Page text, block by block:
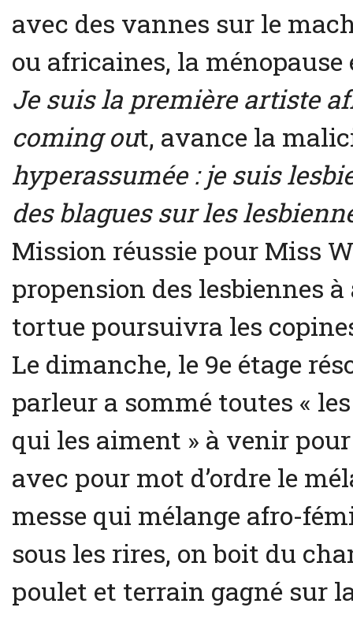
avec des vannes sur le
ou africaines, la
Je suis la première artiste
coming out, avance la
hyperassumée : je suis
des blagues sur les
Mission réussie pour Miss
propension des lesbiennes
tortue poursuivra les
Le dimanche, le 9e étage
parleur a sommé toutes «
qui les aiment » à venir
avec pour mot d’ordre le
messe qui mélange afro-
sous les rires, on boit du
poulet et terrain gagné sur